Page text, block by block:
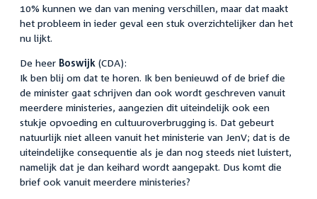
10% kunnen we dan van mening verschillen, maar dat maakt
het probleem in ieder geval een stuk overzichtelijker dan het
nu lijkt.
De heer Boswijk (CDA):
Ik ben blij om dat te horen. Ik ben benieuwd of de brief die
de minister gaat schrijven dan ook wordt geschreven vanuit
meerdere ministeries, aangezien dit uiteindelijk ook een
stukje opvoeding en cultuuroverbrugging is. Dat gebeurt
natuurlijk niet alleen vanuit het ministerie van JenV; dat is de
uiteindelijke consequentie als je dan nog steeds niet luistert,
namelijk dat je dan keihard wordt aangepakt. Dus komt die
brief ook vanuit meerdere ministeries?